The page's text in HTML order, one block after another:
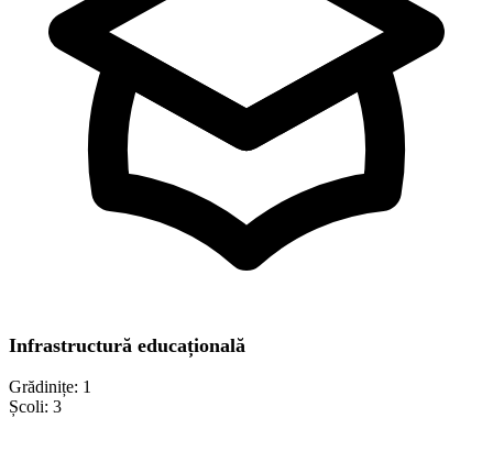
Infrastructură educațională
Grădinițe: 1
Școli: 3